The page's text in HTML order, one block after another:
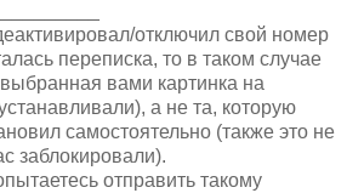
отключил свой номер
переписка, то в таком случае
вами картинка на
а не та, которую
самостоятельно (также это не
заблокировали).
отправить такому